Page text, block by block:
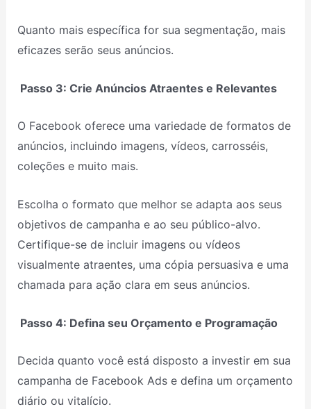
Quanto mais específica for sua segmentação, mais
eficazes serão seus anúncios.
Passo 3: Crie Anúncios Atraentes e Relevantes
O Facebook oferece uma variedade de formatos de
anúncios, incluindo imagens, vídeos, carrosséis,
coleções e muito mais.
Escolha o formato que melhor se adapta aos seus
objetivos de campanha e ao seu público-alvo.
Certifique-se de incluir imagens ou vídeos
visualmente atraentes, uma cópia persuasiva e uma
chamada para ação clara em seus anúncios.
Passo 4: Defina seu Orçamento e Programação
Decida quanto você está disposto a investir em sua
campanha de Facebook Ads e defina um orçamento
diário ou vitalício.